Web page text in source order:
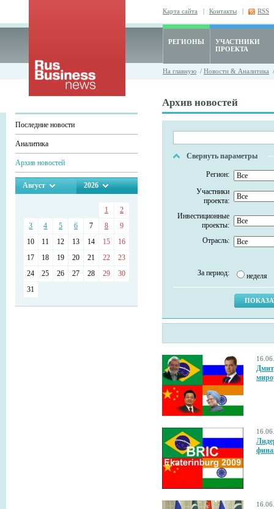
Карта сайта | Контакты | RSS
РЕГИОНЫ
УЧАСТНИКИ
ПРОЕКТА
На главную / Новости & Аналитика
Последние новости
Аналитика
Архив новостей
Август 2026
1
2
3
4 5 6 7 8
9
10
11 12 13 14 15
16
17
18 19 20 21 22
23
24
25 26 27 28 29
30
31
Архив новостей
Свернуть параметры
Регион:
Участники
проекта:
Инвестиционные
проекты:
Отрасль:
За период: неделя